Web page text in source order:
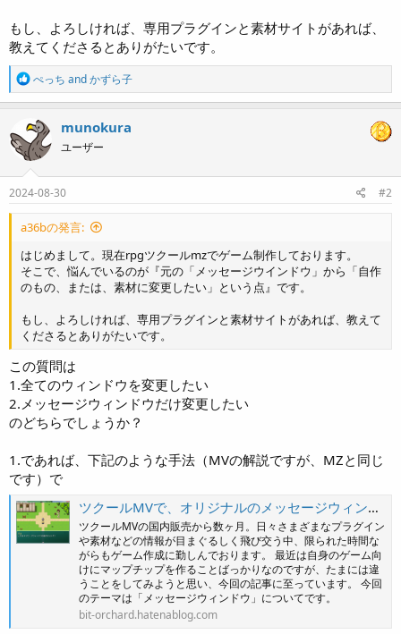
もし、よろしければ、専用プラグインと素材サイトがあれば、
教えてくださるとありがたいです。
R
e
a
c
t
i
o
n
s
ぺっち andかずら子
munokura
ユーザー
2024-08-30 #2
a36bの発言:
はじめまして。現在rpgツクールmzでゲーム制作しております。
そこで、悩んでいるのが『元の「メッセージウインドウ」から「自作
のもの、または、素材に変更したい」という点』です。
もし、よろしければ、専用プラグインと素材サイトがあれば、教えて
くださるとありがたいです。
この質問は
1.全てのウィンドウを変更したい
2.メッセージウィンドウだけ変更したい
のどちらでしょうか？
1.であれば、下記のような手法（MVの解説ですが、MZと同じ
です）で
ツクールMVで、オリジナルのメッセージウィンドウを作りたい - BIT/O
ツクールMVの国内販売から数ヶ月。日々さまざまなプラグイン
や素材などの情報が目まぐるしく飛び交う中、限られた時間な
がらもゲーム作成に勤しんでおります。 最近は自身のゲーム向
けにマップチップを作ることばっかりなのですが、たまには違
うことをしてみようと思い、今回の記事に至っています。 今回
のテーマは「メッセージウィンドウ」についてです。
bit-orchard.hatenablog.com